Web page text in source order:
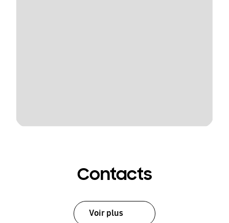
Contacts
Voir plus